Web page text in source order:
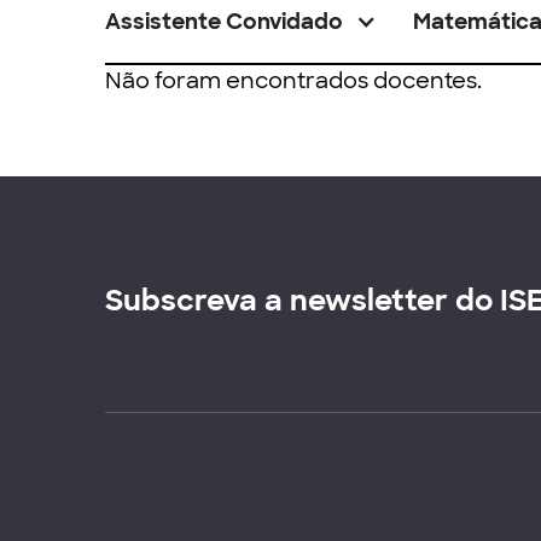
Assistente Convidado Matemática
Não foram encontrados docentes.
Subscreva a newsletter do